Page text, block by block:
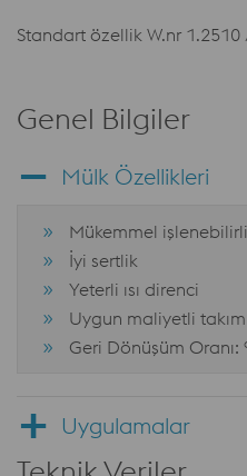
Standart özellik W.nr 1.2510
Genel Bilgiler
Mülk Özellikleri
Mükemmel
İyi sertlik
Yeterli ısı direnci
Uygun maliyetli
Geri Dönüşüm Oranı:
Uygulamalar